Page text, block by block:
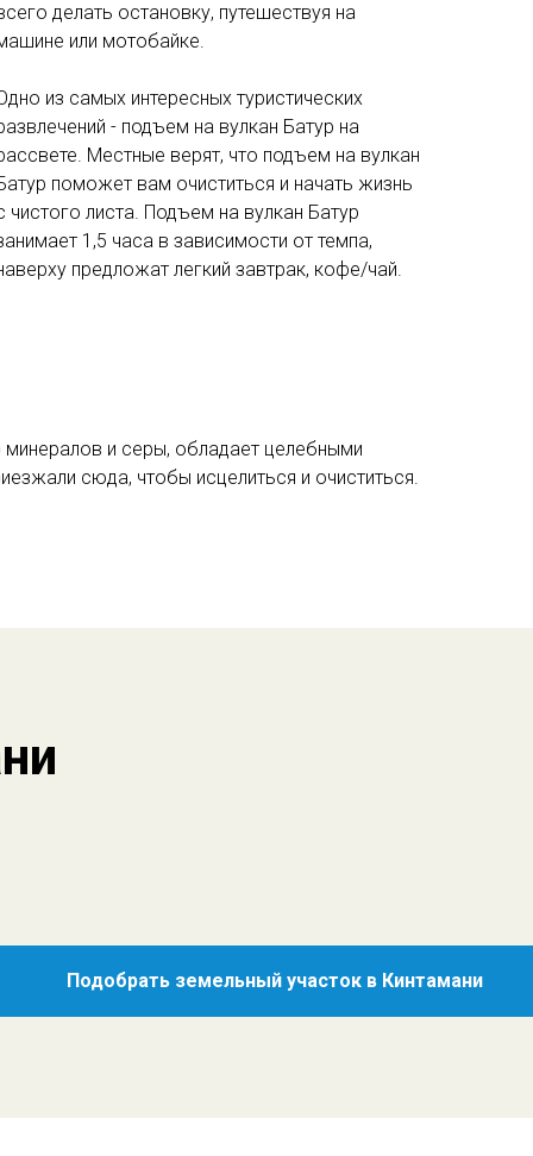
делать остановку, путешествуя на
или мотобайке.
из самых интересных туристических
- подъем на вулкан Батур на
Местные верят, что подъем на вулкан
поможет вам очиститься и начать жизнь
чистого листа. Подъем на вулкан Батур
1,5 часа в зависимости от темпа,
предложат легкий завтрак, кофе/чай.
минералов и серы, обладает целебными
сюда, чтобы исцелиться и очиститься.
Подобрать земельный участок в Кинтамани